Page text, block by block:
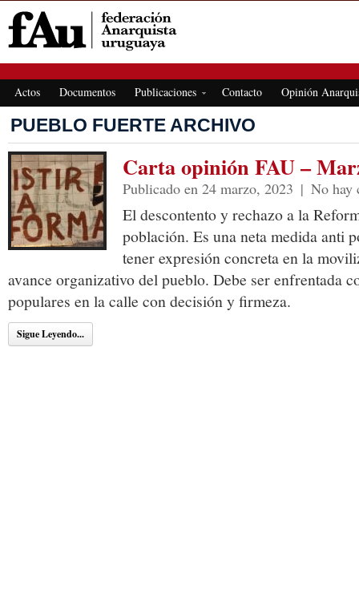
Actos Documentos Publicaciones Contacto Opinión
PUEBLO FUERTE ARCHIVO
Carta opinión FAU –
Publicado en 24 marzo, 2023 | No hay
El descontento y rechazo a la
población. Es una neta medida anti
tener expresión concreta en la
avance organizativo del pueblo. Debe ser enfrentada
populares en la calle con decisión y firmeza.
Sigue Leyendo...